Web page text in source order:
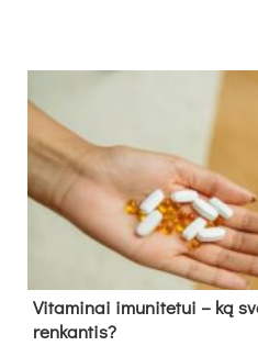
Vitaminai imunitetui – ką
renkantis?